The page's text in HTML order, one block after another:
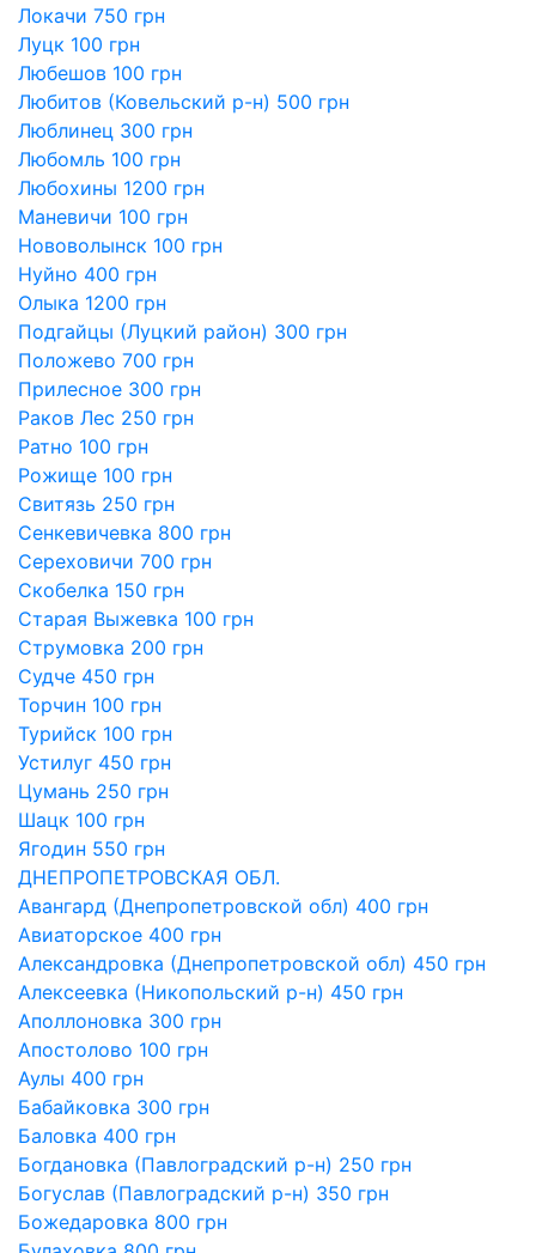
Локачи 750 грн
Луцк 100 грн
Любешов 100 грн
Любитов (Ковельский р-н) 500 грн
Люблинец 300 грн
Любомль 100 грн
Любохины 1200 грн
Маневичи 100 грн
Нововолынск 100 грн
Нуйно 400 грн
Олыка 1200 грн
Подгайцы (Луцкий район) 300 грн
Положево 700 грн
Прилесное 300 грн
Раков Лес 250 грн
Ратно 100 грн
Рожище 100 грн
Свитязь 250 грн
Сенкевичевка 800 грн
Сереховичи 700 грн
Скобелка 150 грн
Старая Выжевка 100 грн
Струмовка 200 грн
Судче 450 грн
Торчин 100 грн
Турийск 100 грн
Устилуг 450 грн
Цумань 250 грн
Шацк 100 грн
Ягодин 550 грн
ДНЕПРОПЕТРОВСКАЯ ОБЛ.
Авангард (Днепропетровской обл) 400 грн
Авиаторское 400 грн
Александровка (Днепропетровской обл) 450 грн
Алексеевка (Никопольский р-н) 450 грн
Аполлоновка 300 грн
Апостолово 100 грн
Аулы 400 грн
Бабайковка 300 грн
Баловка 400 грн
Богдановка (Павлоградский р-н) 250 грн
Богуслав (Павлоградский р-н) 350 грн
Божедаровка 800 грн